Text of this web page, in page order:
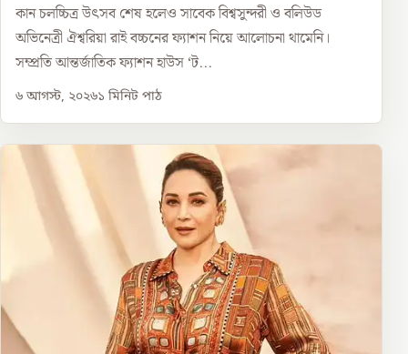
কান চলচ্চিত্র উৎসব শেষ হলেও সাবেক বিশ্বসুন্দরী ও বলিউড
অভিনেত্রী ঐশ্বরিয়া রাই বচ্চনের ফ্যাশন নিয়ে আলোচনা থামেনি।
সম্প্রতি আন্তর্জাতিক ফ্যাশন হাউস ‘ট...
৬ আগস্ট, ২০২৬১ মিনিট পাঠ